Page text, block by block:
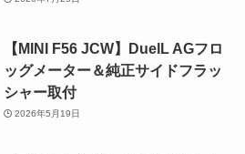
【MINI F56 JCW】DuelL AGフロ
ッグメーター＆純正サイドフラッ
シャー取付
2026年5月19日